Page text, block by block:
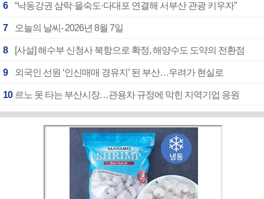
6 “낙동강권 삼락·을숙도·다대포 연결해 서부산 관광 키우자”
7 오늘의 날씨- 2026년 8월 7일
8 [사설] 해수부 신청사 북항으로 확정, 해양수도 도약의 전환점
9 외국인 선원 ‘인신매매 경유지’ 된 부산…우려가 현실로
10 르노 못 타는 부산시장…관용차 규정에 막힌 지역기업 응원